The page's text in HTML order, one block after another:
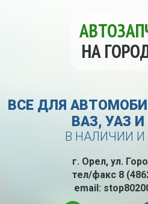
НА
ВСЕ ДЛЯ
ВАЗ, УАЗ
В НАЛИЧИИ И
г. Орел, ул.
тел/факс 8
email: